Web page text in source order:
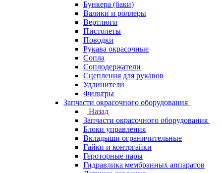
Бункера (баки)
Валики и роллеры
Вертлюги
Пистолеты
Поводки
Рукава окрасочные
Сопла
Соплодержатели
Сцепления для рукавов
Удлинители
Фильтры
Запчасти окрасочного оборудования
Назад
Запчасти окрасочного оборудования
Блоки управления
Вкладыши ограничительные
Гайки и контргайки
Героторные пары
Гидравлика мембранных аппаратов